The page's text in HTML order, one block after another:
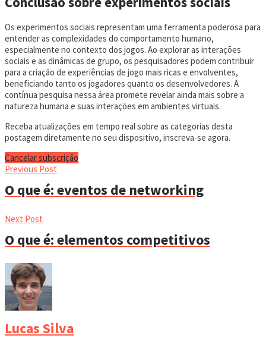
Os experimentos sociais representam uma ferramenta poderosa para
entender as complexidades do comportamento humano,
especialmente no contexto dos jogos. Ao explorar as interações
sociais e as dinâmicas de grupo, os pesquisadores podem contribuir
para a criação de experiências de jogo mais ricas e envolventes,
beneficiando tanto os jogadores quanto os desenvolvedores. A
contínua pesquisa nessa área promete revelar ainda mais sobre a
natureza humana e suas interações em ambientes virtuais.
Receba atualizações em tempo real sobre as categorias desta
postagem diretamente no seu dispositivo, inscreva-se agora.
Cancelar subscrição
Previous Post
O que é: eventos de networking
Next Post
O que é: elementos competitivos
Lucas Silva